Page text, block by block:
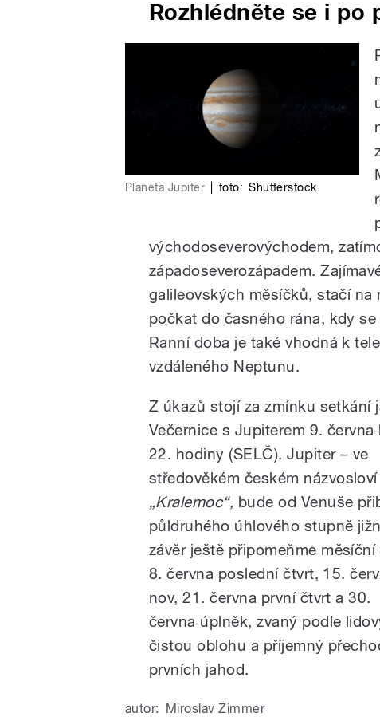
Rozhlédněte se i po
Planeta Jupiter foto: Shutterstock
východoseverovýchodem,
západoseverozápadem.
galileovských měsíčků, stačí na
počkat do časného rána, kdy
Ranní doba je také vhodná k
vzdáleného Neptunu.
Z úkazů stojí za zmínku setkání
Večernice s Jupiterem 9. června
22. hodiny (SELČ). Jupiter – ve
středověkém českém názvosloví
„Kralemoc“, bude od Venuše
půldruhého úhlového stupně
závěr ještě připomeňme měsíční
8. června poslední čtvrt, 15.
nov, 21. června první čtvrt a 30.
června úplněk, zvaný podle
čistou oblohu a příjemný
prvních jahod.
autor: Miroslav Zimmer